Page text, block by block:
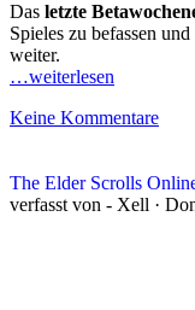
Das letzte
Spieles zu befassen
weiter.
…weiterlesen
Keine Kommentare
The Elder Scrolls
verfasst von - Xell ·